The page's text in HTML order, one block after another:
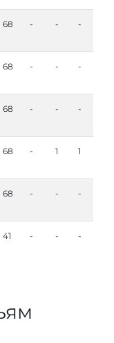
68 - - -
68 - - -
68 - - -
68 - 1 1
68 - - -
41 - - -